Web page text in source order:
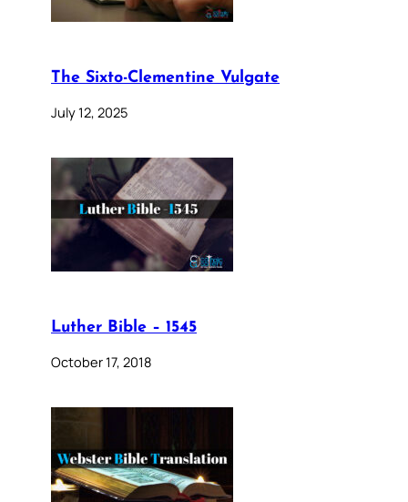
The Sixto-Clementine Vulgate
July 12, 2025
Luther Bible – 1545
October 17, 2018